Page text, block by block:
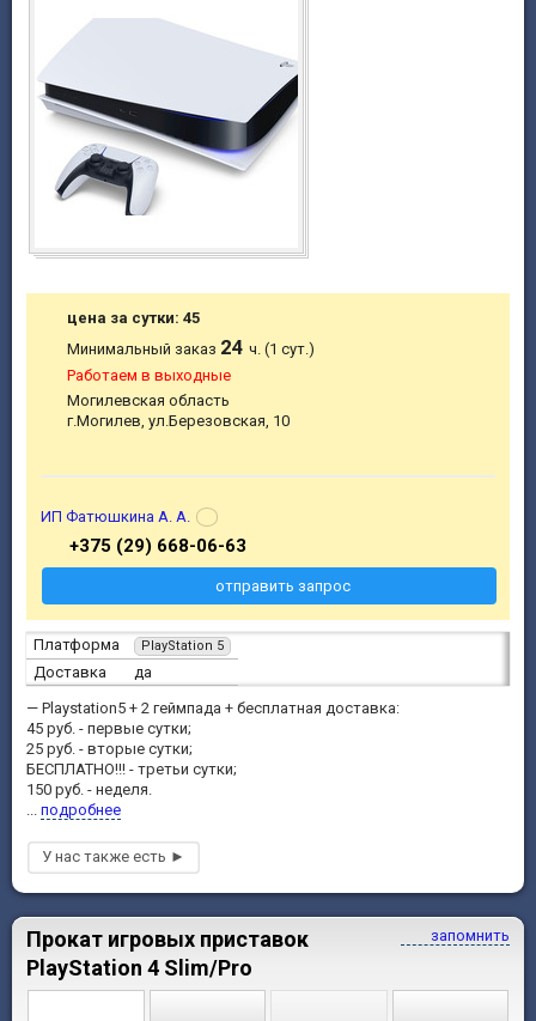
Платформа PlayStation 5
Доставка
да
— Playstation5 + 2 геймпада + бесплатная доставка:
45 руб. - первые сутки;
25 руб. - вторые сутки;
БЕСПЛАТНО!!! - третьи сутки;
150 руб. - неделя.
подробнее
цена за сутки: 45
Минимальный заказ 24ч. (1 сут.)
Работаем в выходные
Могилевская область
г.Могилев, ул.Березовская, 10
ИП Фатюшкина А. А.
+375 (29) 668-06-63
отправить запрос
запомнить
Прокат игровых приставок
PlayStation 4 Slim/Pro